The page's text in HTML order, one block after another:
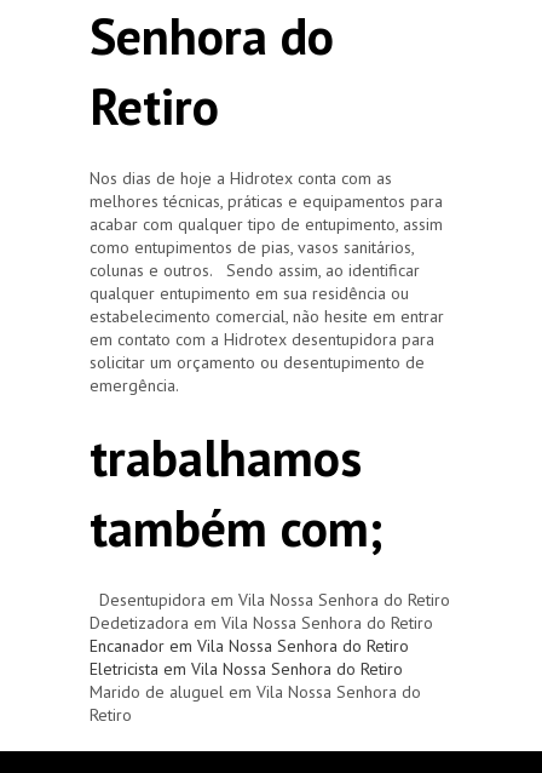
Senhora do
Retiro
Nos dias de hoje a Hidrotex conta com as
melhores técnicas, práticas e equipamentos para
acabar com qualquer tipo de entupimento, assim
como entupimentos de pias, vasos sanitários,
colunas e outros. Sendo assim, ao identificar
qualquer entupimento em sua residência ou
estabelecimento comercial, não hesite em entrar
em contato com a Hidrotex desentupidora para
solicitar um orçamento ou desentupimento de
emergência.
trabalhamos
também com;
Desentupidora em Vila Nossa Senhora do Retiro
Dedetizadora em Vila Nossa Senhora do Retiro
Encanador em Vila Nossa Senhora do Retiro
Eletricista em Vila Nossa Senhora do Retiro
Marido de aluguel em Vila Nossa Senhora do
Retiro